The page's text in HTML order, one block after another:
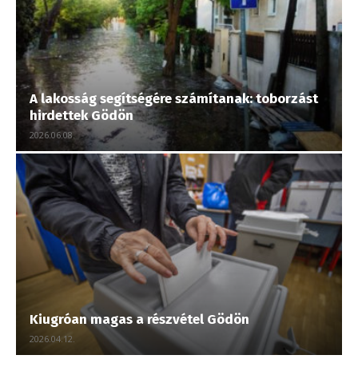
A lakosság segítségére számítanak: toborzást
hirdettek Gödön
2026.06.08.
Kiugróan magas a részvétel Gödön
2026.04.12.